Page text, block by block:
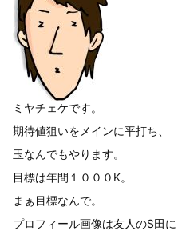
ミヤチェケです。
期待値狙いをメインに平打ち、
玉なんでもやります。
目標は年間１０００K。
まぁ目標なんで。
プロフィール画像は友人のS田に